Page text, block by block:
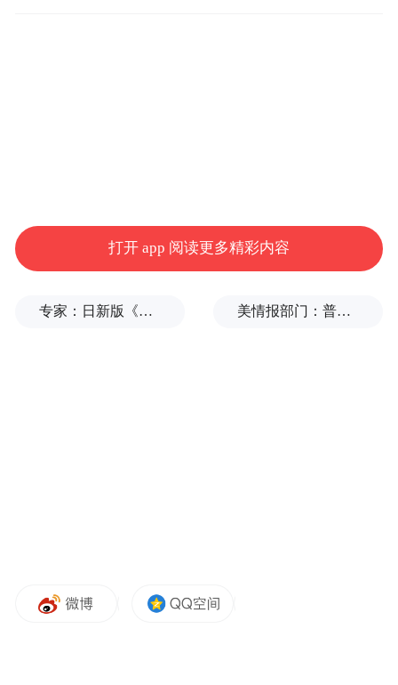
上行通路，如手术成功，经股动脉行冠脉介
打开 app 阅读更多精彩内容
专家：日新版《防卫白皮书》“贼喊捉贼”，想向外界传达三个信号 美情报部门：普京或发动有限攻击，试探北约集体防御